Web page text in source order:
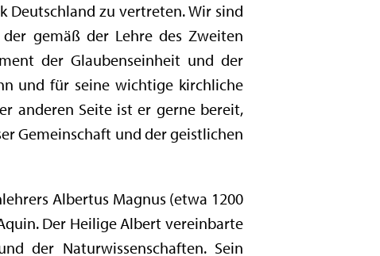
Deutschland zu vertreten. Wir sind
gemäß der Lehre des Zweiten
der Glaubenseinheit und der
und für seine wichtige kirchliche
anderen Seite ist er gerne bereit,
Gemeinschaft und der geistlichen
Albertus Magnus (etwa 1200
Der Heilige Albert vereinbarte
der Naturwissenschaften. Sein